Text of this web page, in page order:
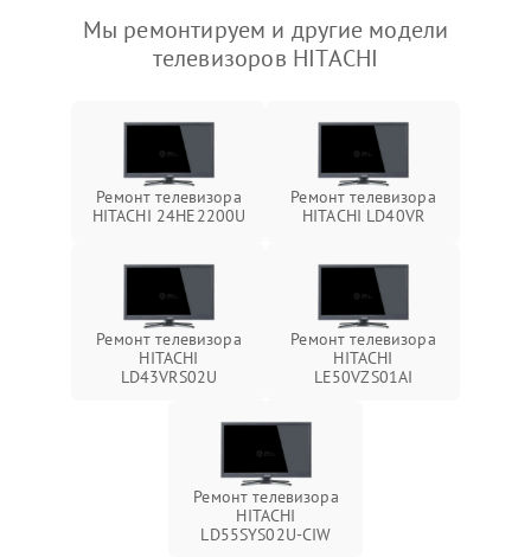
Мы ремонтируем и другие модели
телевизоров HITACHI
Ремонт телевизора
HITACHI 24HE2200U
Ремонт телевизора
HITACHI LD40VR
Ремонт телевизора
HITACHI
LD43VRS02U
Ремонт телевизора
HITACHI
LE50VZS01AI
Ремонт телевизора
HITACHI
LD55SYS02U-CIW